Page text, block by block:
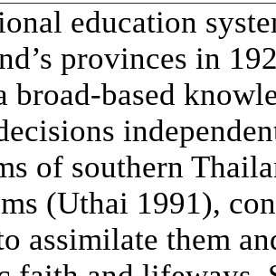
education
provinces in
broad-based
of southern
(Uthai 1991),
assimilate them